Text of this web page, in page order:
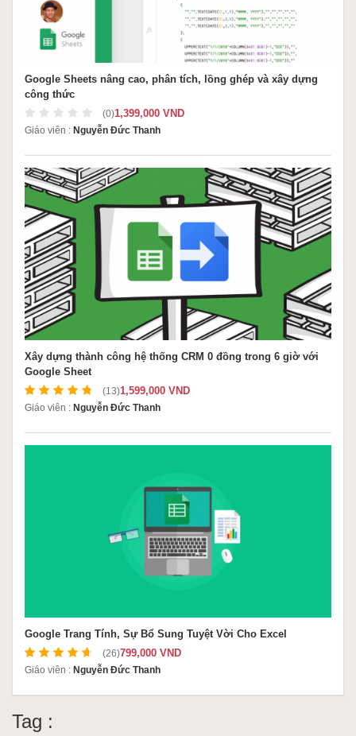
Google Sheets nâng cao, phân tích, lồng ghép và xây dựng
công thức
(0)1,399,000 VND
Giáo viên : Nguyễn Đức Thanh
Xây dựng thành công hệ thống CRM 0 đồng trong 6 giờ với
Google Sheet
(13)1,599,000 VND
Giáo viên : Nguyễn Đức Thanh
Google Trang Tính, Sự Bổ Sung Tuyệt Vời Cho Excel
(26)799,000 VND
Giáo viên : Nguyễn Đức Thanh
Tag :